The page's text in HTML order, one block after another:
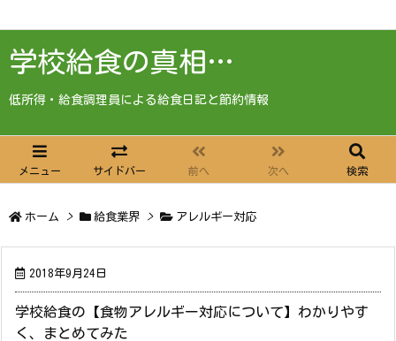
学校給食の真相…
低所得・給食調理員による給食日記と節約情報
メニュー サイドバー 前へ 次へ 検索
ホーム > 給食業界 > アレルギー対応
2018年9月24日
学校給食の【食物アレルギー対応について】わかりやす
く、まとめてみた